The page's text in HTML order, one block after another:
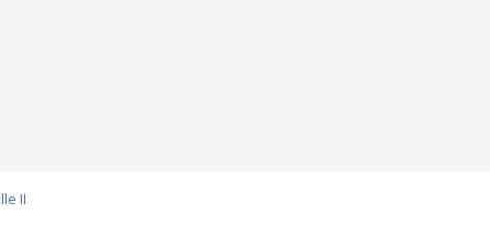
II